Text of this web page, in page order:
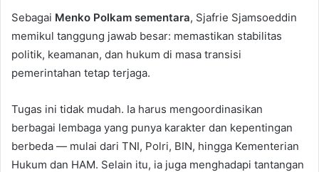
Sebagai Menko Polkam sementara, Sjafrie Sjamsoeddin
memikul tanggung jawab besar: memastikan stabilitas
politik, keamanan, dan hukum di masa transisi
pemerintahan tetap terjaga.
Tugas ini tidak mudah. Ia harus mengoordinasikan
berbagai lembaga yang punya karakter dan kepentingan
berbeda — mulai dari TNI, Polri, BIN, hingga Kementerian
Hukum dan HAM. Selain itu, ia juga menghadapi tantangan